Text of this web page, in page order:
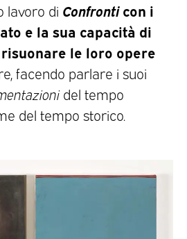
lavoro di Confronticon i
e la sua capacità di
le loro opere
facendo parlare i suoi
del tempo
del tempo storico.